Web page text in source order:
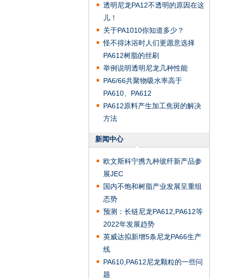
透明尼龙PA12不透明的原因在这
儿！
关于PA1010你知道多少？
怪不得沐浴时人们更愿意选择
PA612树脂的丝刷
举例说明透明尼龙几种性能
PA6/66共聚物吸水率高于
PA610、PA612
PA612原料产生加工焦斑的解决
方法
新闻中心
欧文斯科宁携九种玻纤新产品参
展JEC
国内不饱和树脂产业发展呈重组
态势
预测：长链尼龙PA612,PA612等
2022年发展趋势
英威达拟新增5条尼龙PA66生产
线
PA610,PA612尼龙颗粒的一些问
题